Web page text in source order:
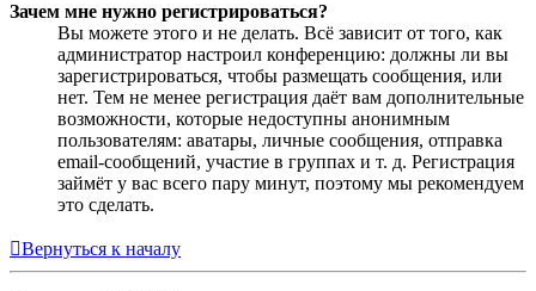
Зачем мне нужно регистрироваться?
Вы можете этого и не делать. Всё зависит от того, как
администратор настроил конференцию: должны ли вы
зарегистрироваться, чтобы размещать сообщения, или
нет. Тем не менее регистрация даёт вам дополнительные
возможности, которые недоступны анонимным
пользователям: аватары, личные сообщения, отправка
email-сообщений, участие в группах и т. д. Регистрация
займёт у вас всего пару минут, поэтому мы рекомендуем
это сделать.
Вернуться к началу